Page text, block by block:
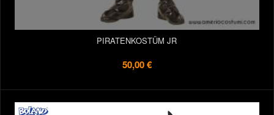
PIRATENKOSTÜM JR
50,00 €